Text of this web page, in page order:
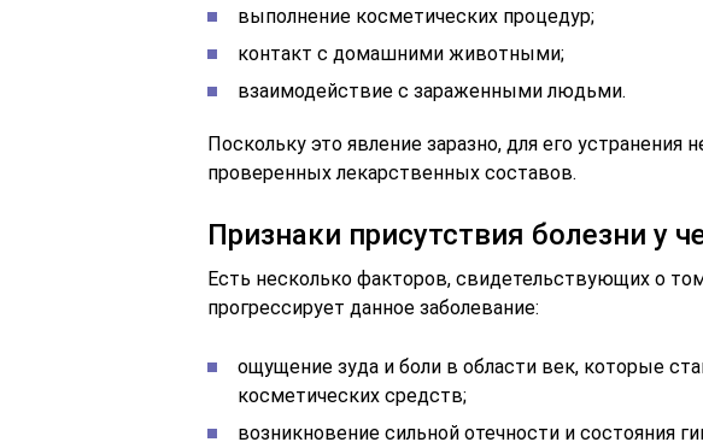
выполнение косметических процедур;
контакт с домашними животными;
взаимодействие с зараженными людьми.
Поскольку это явление заразно, для его устранения
проверенных лекарственных составов.
Признаки присутствия болезни у
Есть несколько факторов, свидетельствующих о
прогрессирует данное заболевание:
ощущение зуда и боли в области век, которые
косметических средств;
возникновение сильной отечности и состояния